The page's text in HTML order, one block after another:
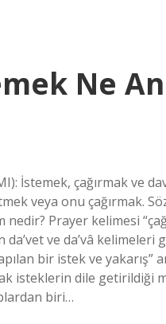
Ne
İstemek, çağırmak ve
veya onu çağırmak.
Prayer kelimesi
da’vet ve da’vâ kelimeleri
bir istek ve yakarış”
isteklerin dile getirildiği
biri…